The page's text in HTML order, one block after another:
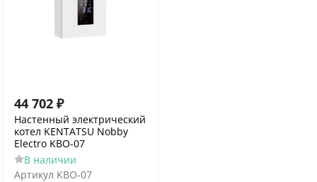
44 702 ₽
Настенный электрический
котел KENTATSU Nobby
Electro KBO-07
В наличии
Артикул KBO-07